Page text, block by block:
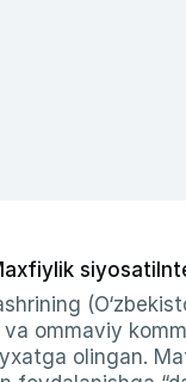
siyosati
ommaviy
olingan.